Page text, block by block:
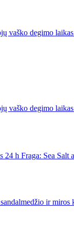
vaško degimo
vaško degimo
h Fraga: Sea Salt
ir miros